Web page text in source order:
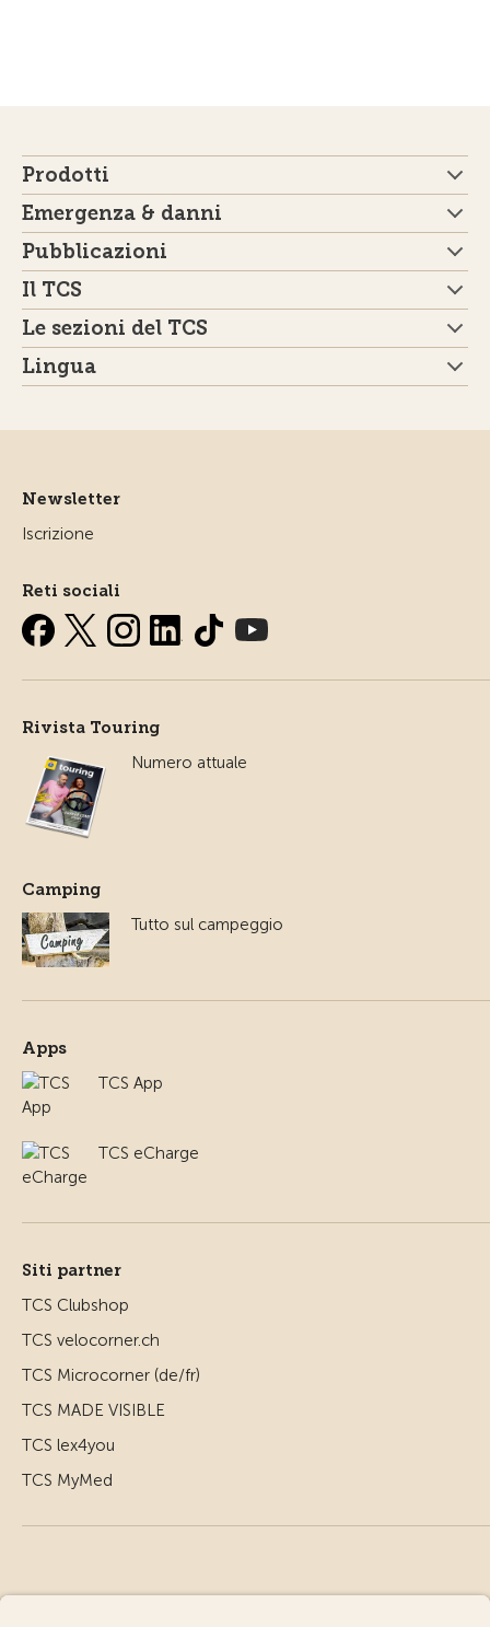
Prodotti
Emergenza & danni
Pubblicazioni
Il TCS
Le sezioni del TCS
Lingua
Newsletter
Iscrizione
Reti sociali
Rivista Touring
Numero attuale
Camping
Tutto sul campeggio
Apps
TCS App
TCS eCharge
Siti partner
TCS Clubshop
TCS velocorner.ch
TCS Microcorner (de/fr)
TCS MADE VISIBLE
TCS lex4you
TCS MyMed